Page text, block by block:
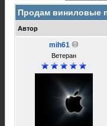
Продам виниловые
Автор
mih61
Ветеран